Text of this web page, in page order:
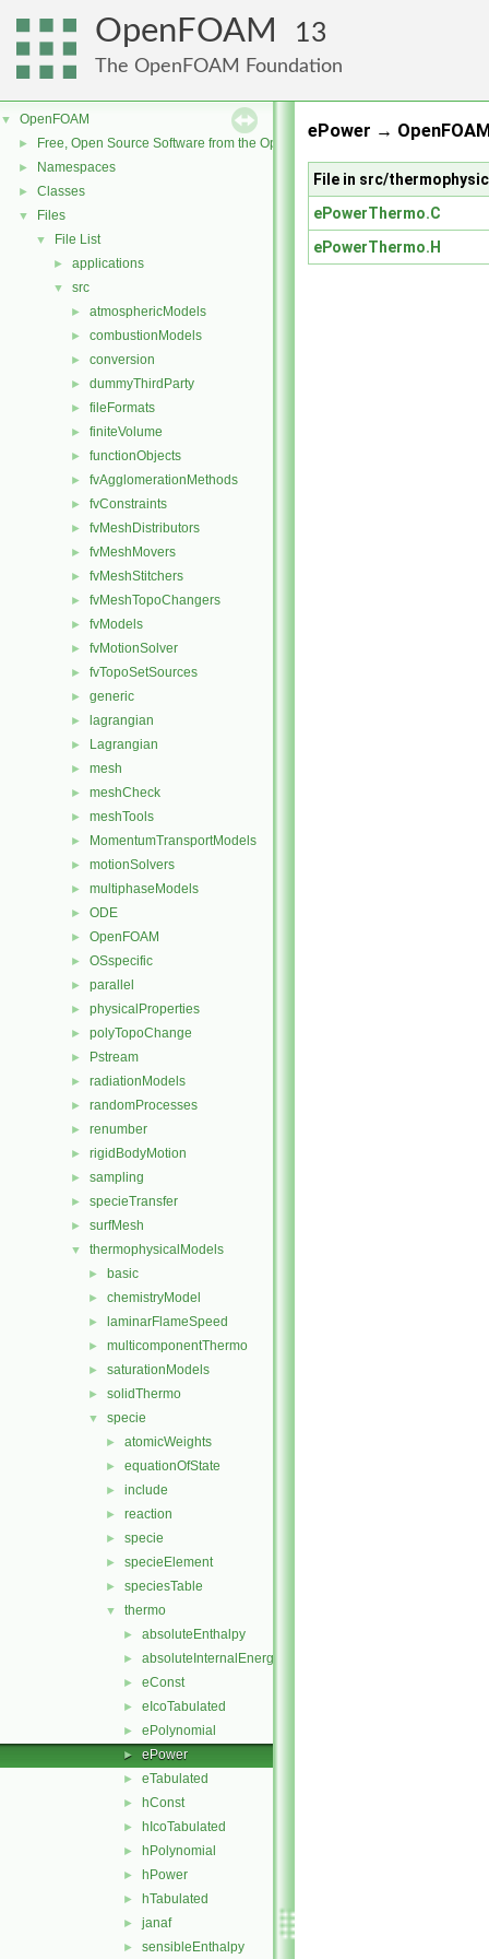
OpenFOAM 13
The OpenFOAM Foundation
▼ OpenFOAM
► Free, Open Source Software from the OpenFOAM Foundation
► Namespaces
► Classes
▼ Files
▼ File List
► applications
▼ src
► atmosphericModels
► combustionModels
► conversion
► dummyThirdParty
► fileFormats
► finiteVolume
► functionObjects
► fvAgglomerationMethods
► fvConstraints
► fvMeshDistributors
► fvMeshMovers
► fvMeshStitchers
► fvMeshTopoChangers
► fvModels
► fvMotionSolver
► fvTopoSetSources
► generic
► lagrangian
► Lagrangian
► mesh
► meshCheck
► meshTools
► MomentumTransportModels
► motionSolvers
► multiphaseModels
► ODE
► OpenFOAM
► OSspecific
► parallel
► physicalProperties
► polyTopoChange
► Pstream
► radiationModels
► randomProcesses
► renumber
► rigidBodyMotion
► sampling
► specieTransfer
► surfMesh
▼ thermophysicalModels
► basic
► chemistryModel
► laminarFlameSpeed
► multicomponentThermo
► saturationModels
► solidThermo
▼ specie
► atomicWeights
► equationOfState
► include
► reaction
► specie
► specieElement
► speciesTable
▼ thermo
► absoluteEnthalpy
► absoluteInternalEnergy
► eConst
► eIcoTabulated
► ePolynomial
► ePower
► eTabulated
► hConst
► hIcoTabulated
► hPolynomial
► hPower
► hTabulated
► janaf
► sensibleEnthalpy
ePower →
File in src/
ePowerThermo.C
ePowerThermo.H